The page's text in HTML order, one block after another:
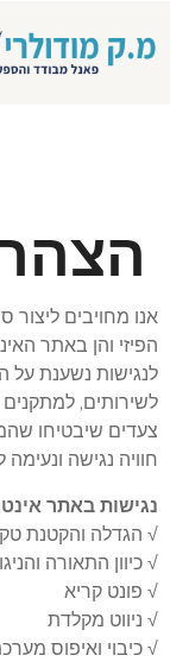
אנו מחויבים ליצור
הפיזי והן באתר
לנגישות נשענת על
לשירותים, למתקנים
צעדים שיבטיחו
חוויה נגישה ונעימה
נגישות באתר
√ הגדלה והקטנת
√ כיוון התאורה
√ פונט קריא
√ ניווט מקלדת
√ כיבוי ואיפוס